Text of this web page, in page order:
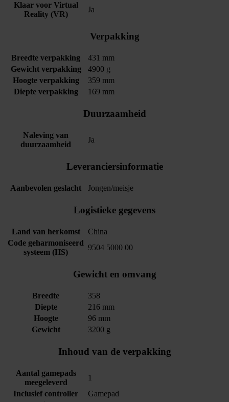
Klaar voor Virtual
Reality (VR)
Ja
Verpakking
Breedte verpakking
431 mm
Gewicht verpakking
4900 g
Hoogte verpakking
359 mm
Diepte verpakking
169 mm
Duurzaamheid
Naleving van
duurzaamheid
Ja
Leveranciersinformatie
Aanbevolen geslacht Jongen/meisje
Logistieke gegevens
Land van herkomst
China
Code geharmoniseerd
systeem (HS)
9504 5000 00
Gewicht en omvang
Breedte
358
Diepte
216 mm
Hoogte
96 mm
Gewicht
3200 g
Inhoud van de verpakking
Aantal gamepads
meegeleverd
1
Inclusief controller
Gamepad